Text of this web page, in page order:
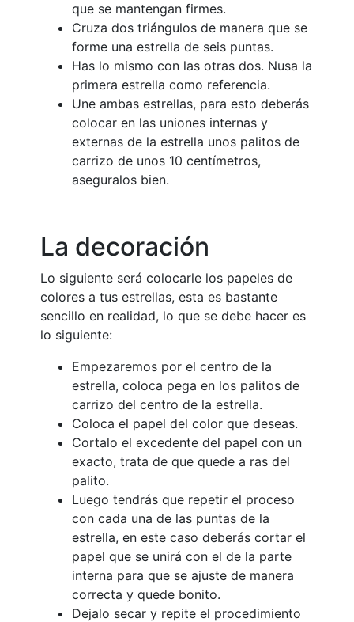
que se mantengan firmes.
Cruza dos triángulos de manera que se
forme una estrella de seis puntas.
Has lo mismo con las otras dos. Nusa la
primera estrella como referencia.
Une ambas estrellas, para esto deberás
colocar en las uniones internas y
externas de la estrella unos palitos de
carrizo de unos 10 centímetros,
aseguralos bien.
La decoración
Lo siguiente será colocarle los papeles de
colores a tus estrellas, esta es bastante
sencillo en realidad, lo que se debe hacer es
lo siguiente:
Empezaremos por el centro de la
estrella, coloca pega en los palitos de
carrizo del centro de la estrella.
Coloca el papel del color que deseas.
Cortalo el excedente del papel con un
exacto, trata de que quede a ras del
palito.
Luego tendrás que repetir el proceso
con cada una de las puntas de la
estrella, en este caso deberás cortar el
papel que se unirá con el de la parte
interna para que se ajuste de manera
correcta y quede bonito.
Dejalo secar y repite el procedimiento